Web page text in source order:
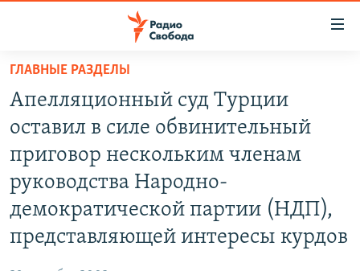
упрощенного
доступа
основному
содержанию
Вернутся
главной
МНЕНИЯ
КУЛЬТУРА
ГЛАВНЫЕ РАЗДЕЛЫ
Апелляционный суд Турции
оставил в силе обвинительный
приговор нескольким членам
руководства Народно-
демократической партии (НДП),
представляющей интересы курдов